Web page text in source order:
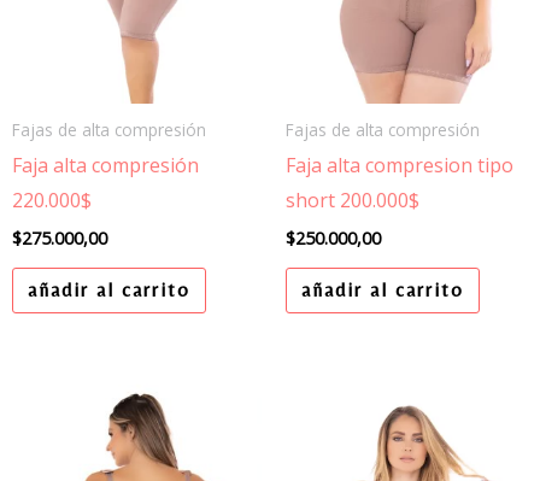
Fajas de alta compresión
Faja alta compresión
220.000$
$275.000,00
añadir al carrito
Fajas de alta compresión
Faja alta compresion tipo
short 200.000$
$250.000,00
añadir al carrito